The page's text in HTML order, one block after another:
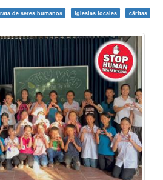
de seres humanos iglesias locales cáritas